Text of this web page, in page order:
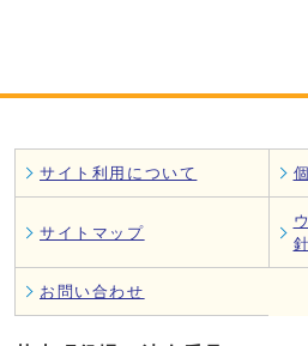
サイト利用について
サイトマップ
針
お問い合わせ